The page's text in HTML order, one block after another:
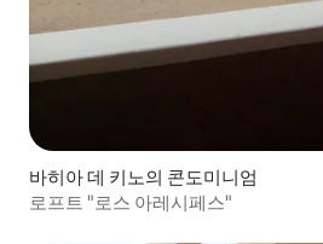
바히아 데 키노의 콘도미니엄
로프트 "로스 아레시페스"